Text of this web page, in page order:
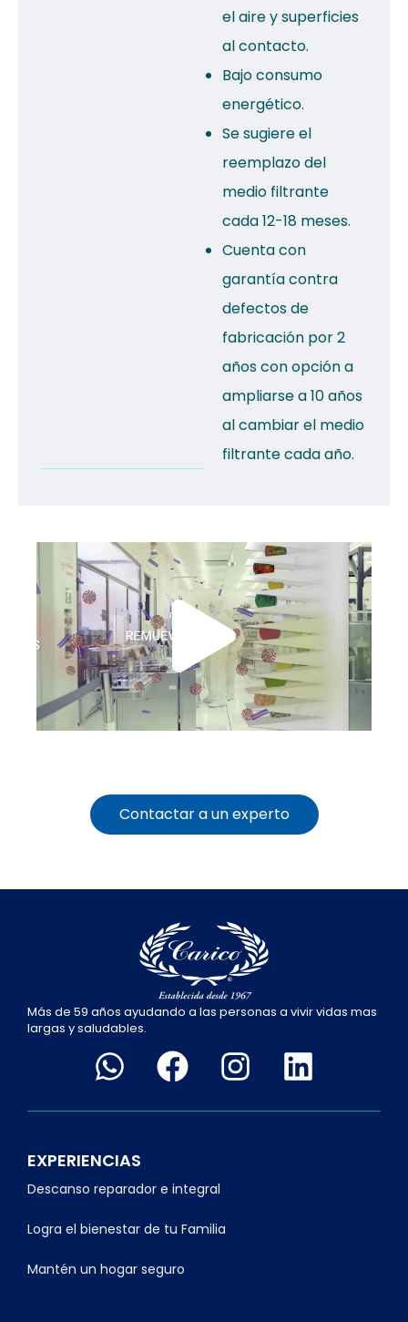
el aire y superficies
al contacto.
Bajo consumo
energético.
Se sugiere el
reemplazo del
medio filtrante
cada 12-18 meses.
Cuenta con
garantía contra
defectos de
fabricación por 2
años con opción a
ampliarse a 10 años
al cambiar el medio
filtrante cada año.
Contactar a un experto
Más de 59 años ayudando a las personas a vivir vidas mas
largas y saludables.
EXPERIENCIAS
Descanso reparador e integral
Logra el bienestar de tu Familia
Mantén un hogar seguro